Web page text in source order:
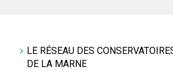
LE RÉSEAU DES
DE LA MARNE